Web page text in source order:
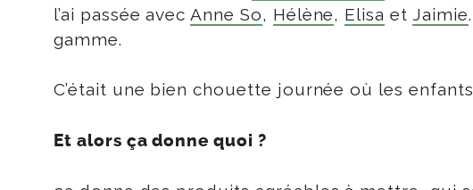
l’ai passée avecAnne So, Hélène, Elisa et Jaimie
gamme.
C’était une bien chouette journée où les
Et alors ça donne quoi ?